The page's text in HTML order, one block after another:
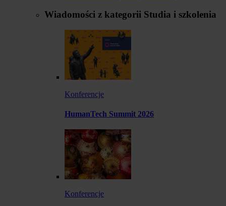
Wiadomości z kategorii Studia i szkolenia
Konferencje
HumanTech Summit 2026
Konferencje